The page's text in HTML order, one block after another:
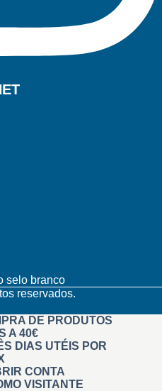
selo branco
reservados.
DE PRODUTOS
A 40€
DIAS UTÉIS POR
CONTA
VISITANTE